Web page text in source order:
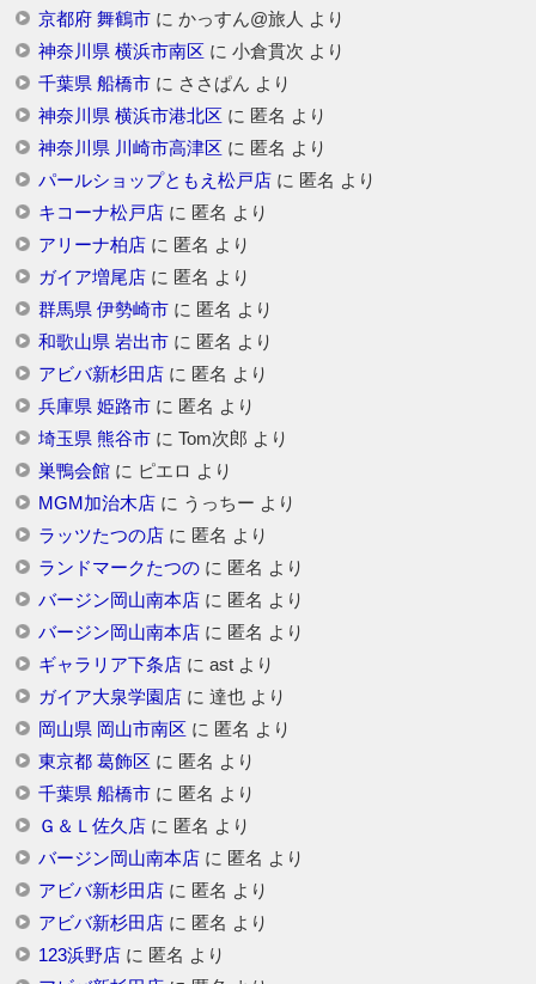
京都府 舞鶴市に かっすん@旅人 より
神奈川県 横浜市南区 に 小倉貫次 より
千葉県 船橋市に ささぱん より
神奈川県 横浜市港北区 に 匿名 より
神奈川県 川崎市高津区 に 匿名 より
パールショップともえ松戸店に 匿名 より
キコーナ松戸店に 匿名 より
アリーナ柏店に 匿名 より
ガイア増尾店に 匿名 より
群馬県 伊勢崎市に 匿名 より
和歌山県 岩出市に 匿名 より
アビバ新杉田店に 匿名 より
兵庫県 姫路市に 匿名 より
埼玉県 熊谷市に Tom次郎 より
巣鴨会館に ピエロ より
MGM加治木店に うっちー より
ラッツたつの店に 匿名 より
ランドマークたつのに 匿名 より
バージン岡山南本店に 匿名 より
バージン岡山南本店に 匿名 より
ギャラリア下条店に astより
ガイア大泉学園店に 達也より
岡山県 岡山市南区 に 匿名 より
東京都 葛飾区 に 匿名 より
千葉県 船橋市に 匿名 より
Ｇ＆Ｌ佐久店に 匿名 より
バージン岡山南本店に 匿名 より
アビバ新杉田店に 匿名 より
アビバ新杉田店に 匿名 より
123浜野店に 匿名 より